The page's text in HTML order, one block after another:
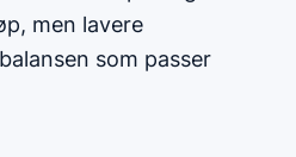
men lavere
som passer